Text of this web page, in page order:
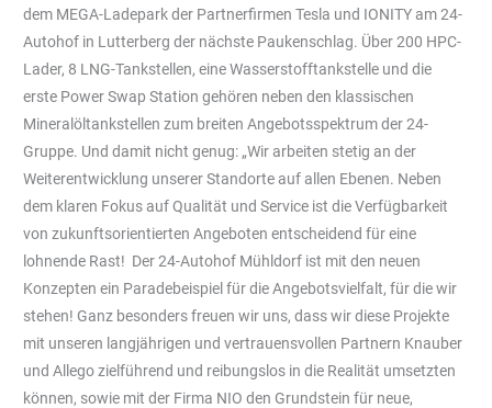
dem MEGA-Ladepark der Partnerfirmen Tesla und IONITY am 24-
Autohof in Lutterberg der nächste Paukenschlag. Über 200 HPC-
Lader, 8 LNG-Tankstellen, eine Wasserstofftankstelle und die
erste Power Swap Station gehören neben den klassischen
Mineralöltankstellen zum breiten Angebotsspektrum der 24-
Gruppe. Und damit nicht genug: „Wir arbeiten stetig an der
Weiterentwicklung unserer Standorte auf allen Ebenen. Neben
dem klaren Fokus auf Qualität und Service ist die Verfügbarkeit
von zukunftsorientierten Angeboten entscheidend für eine
lohnende Rast! Der 24-Autohof Mühldorf ist mit den neuen
Konzepten ein Paradebeispiel für die Angebotsvielfalt, für die wir
stehen! Ganz besonders freuen wir uns, dass wir diese Projekte
mit unseren langjährigen und vertrauensvollen Partnern Knauber
und Allego zielführend und reibungslos in die Realität umsetzten
können, sowie mit der Firma NIO den Grundstein für neue,